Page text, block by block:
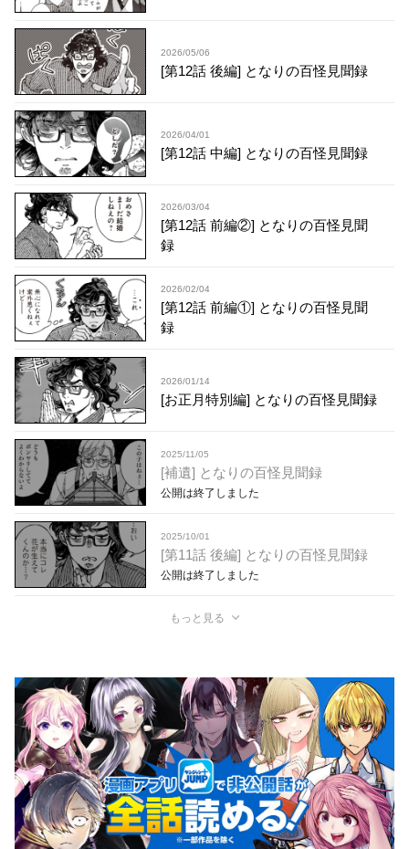
2026/05/06
[第12話 後編] となりの百怪見聞録
2026/04/01
[第12話 中編] となりの百怪見聞録
2026/03/04
[第12話 前編②] となりの百怪見聞
録
2026/02/04
[第12話 前編①] となりの百怪見聞
録
2026/01/14
[お正月特別編] となりの百怪見聞録
2025/11/05
[補遺] となりの百怪見聞録
公開は終了しました
2025/10/01
[第11話 後編] となりの百怪見聞録
公開は終了しました
もっと見る